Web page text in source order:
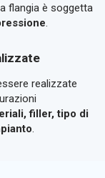
flangia è soggetta
.
realizzate
filler, tipo di
.